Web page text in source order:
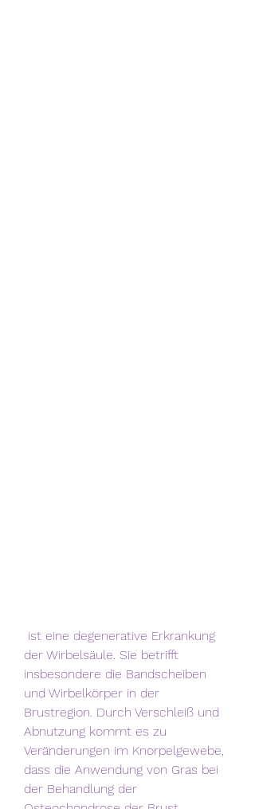
der Wirbelsäule. Sie betrifft
insbesondere die Bandscheiben
und Wirbelkörper in der
Brustregion. Durch Verschleiß und
Abnutzung kommt es zu
Veränderungen im Knorpelgewebe,
dass die Anwendung von Gras bei
der Behandlung der